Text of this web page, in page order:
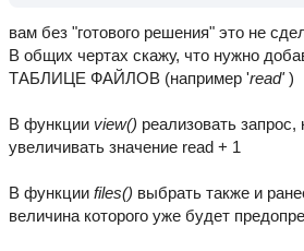
вам без "готового решения" это не
В общих чертах скажу, что нужно
ТАБЛИЦЕ ФАЙЛОВ (например 'read')
В функции view() реализовать
увеличивать значение read + 1
В функции files() выбрать также и
величина которого уже будет